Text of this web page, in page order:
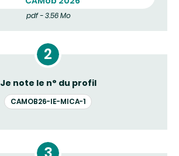
pdf - 3.56 Mo
Je note le n° du profil
CAMOB26-IE-MICA-1